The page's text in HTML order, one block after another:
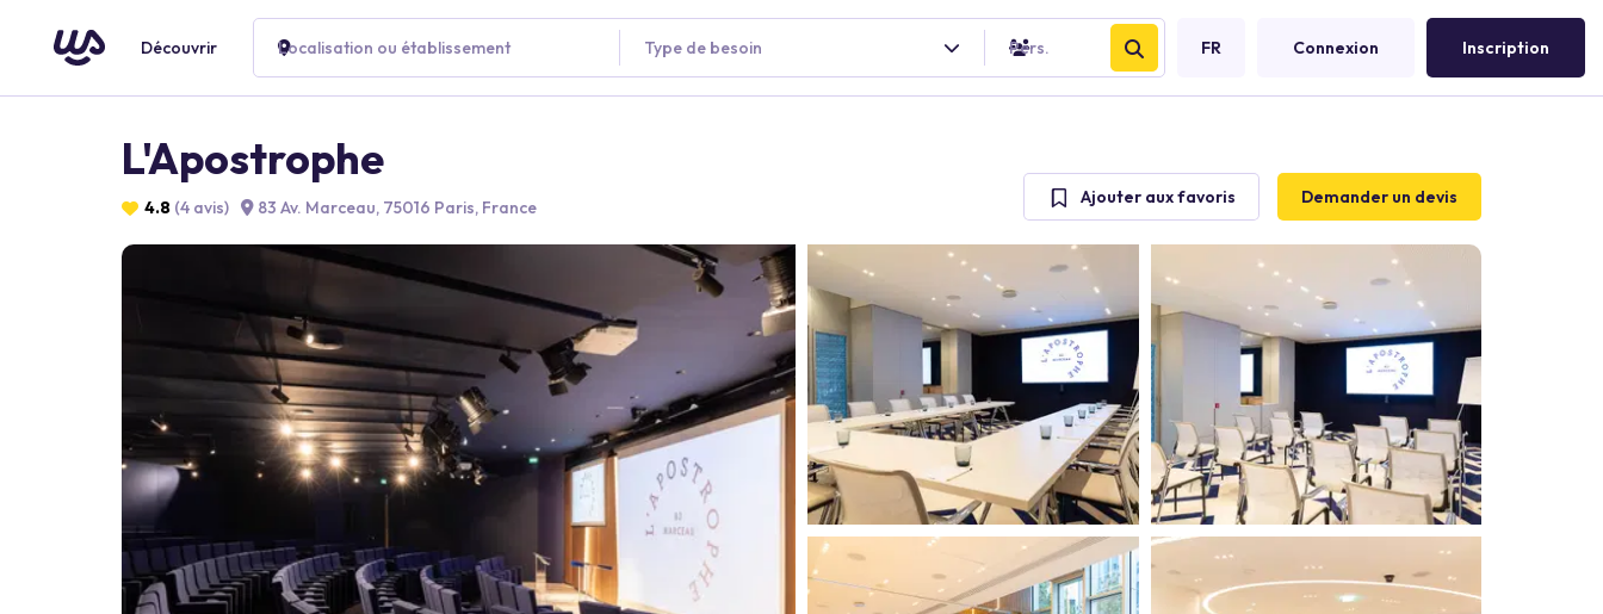
Découvrir Localisation ou établissement Type de besoin Pers. FR Connexion Inscription
L'Apostrophe
4.8 (4 avis) 83 Av. Marceau, 75016 Paris, France Ajouter aux favoris Demander un devis